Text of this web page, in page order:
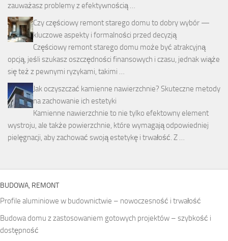
zauważasz problemy z efektywnością …
Czy częściowy remont starego domu to dobry wybór —
kluczowe aspekty i formalności przed decyzją
Częściowy remont starego domu może być atrakcyjną
opcją, jeśli szukasz oszczędności finansowych i czasu, jednak wiąże
się też z pewnymi ryzykami, takimi …
Jak oczyszczać kamienne nawierzchnie? Skuteczne metody
na zachowanie ich estetyki
Kamienne nawierzchnie to nie tylko efektowny element
wystroju, ale także powierzchnie, które wymagają odpowiedniej
pielęgnacji, aby zachować swoją estetykę i trwałość. Z …
BUDOWA, REMONT
Profile aluminiowe w budownictwie – nowoczesność i trwałość
Budowa domu z zastosowaniem gotowych projektów – szybkość i
dostępność